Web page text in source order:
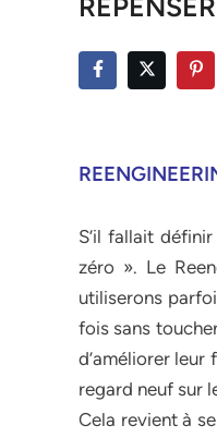
S’il fallait
zéro ». Le
utiliserons
fois sans
d’améliorer
regard neuf sur
Cela revient à